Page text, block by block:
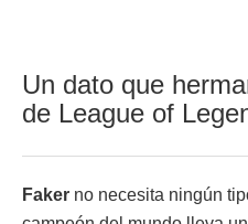
Un dato que
de League of
Faker no necesita ningún